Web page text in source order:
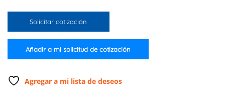
(170
cantidad
Solicitar cotización
Añadir a mi solicitud de cotización
Agregar a mi lista de deseos